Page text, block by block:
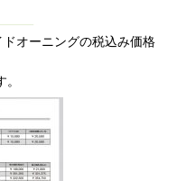
オーニングの税込み価格